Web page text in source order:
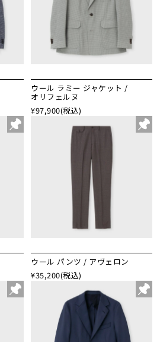
ウール ラミー ジャケット /
オリフェルヌ
¥97,900(税込)
ウール パンツ / アヴェロン
¥35,200(税込)